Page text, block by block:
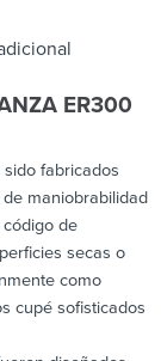
ER300
fabricados
maniobrabilidad
de
secas o
como
cupé sofisticados